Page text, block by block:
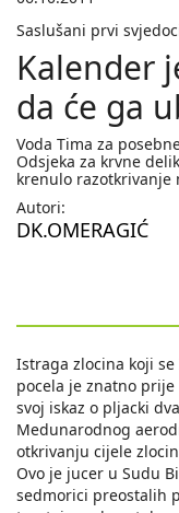
Saslušani prvi
Kalender
da će ga
Voda Tima za
Odsjeka za krvne
krenulo razotkrivanje
Autori:
DK.OMERAGIĆ
Istraga zlocina koji
pocela je znatno
svoj iskaz o pljacki
Medunarodnog
otkrivanju cijele
Ovo je jucer u Sudu
sedmorici preostalih